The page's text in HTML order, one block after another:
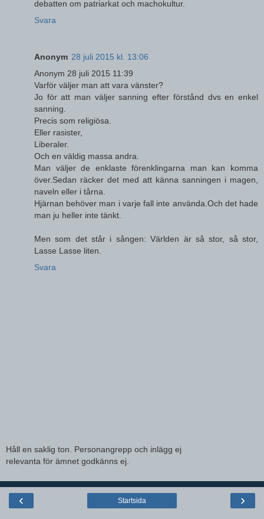
debatten om patriarkat och machokultur.
Svara
Anonym 28 juli 2015 kl. 13:06
Anonym 28 juli 2015 11:39
Varför väljer man att vara vänster?
Jo för att man väljer sanning efter förstånd dvs en enkel
sanning.
Precis som religiösa.
Eller rasister,
Liberaler.
Och en väldig massa andra.
Man väljer de enklaste förenklingarna man kan komma
över.Sedan räcker det med att känna sanningen i magen,
naveln eller i tårna.
Hjärnan behöver man i varje fall inte använda.Och det hade
man ju heller inte tänkt.
Men som det står i sången: Världen är så stor, så stor,
Lasse Lasse liten.
Svara
Håll en saklig ton. Personangrepp och inlägg ej
relevanta för ämnet godkänns ej.
‹ ›
Startsida